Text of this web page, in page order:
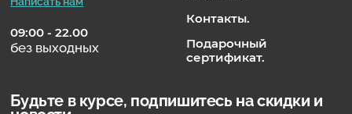
09:00 - 22.00
без выходных
Контакты.
Подарочный
сертификат.
Будьте в курсе, подпишитесь на скидки и